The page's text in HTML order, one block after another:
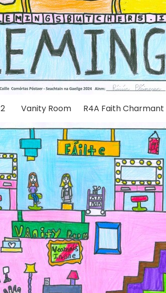
2 Vanity Room R4A Faith Charmant